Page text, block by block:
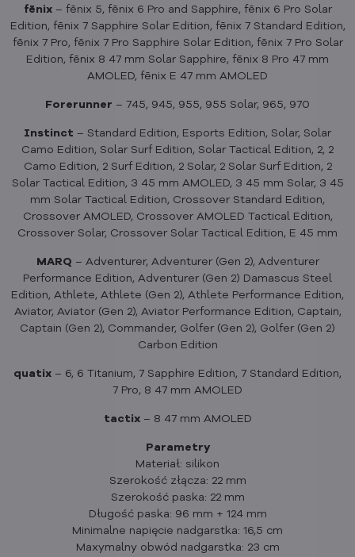
fēnix– fēnix 5, fēnix 6 Pro and Sapphire, fēnix 6 Pro Solar
Edition, fēnix 7 Sapphire Solar Edition, fēnix 7 Standard Edition,
fēnix 7 Pro, fēnix 7 Pro Sapphire Solar Edition, fēnix 7 Pro Solar
Edition, fēnix 8 47 mm Solar Sapphire, fēnix 8 Pro 47 mm
AMOLED, fēnix E 47 mm AMOLED
Forerunner – 745, 945, 955, 955 Solar, 965, 970
Instinct – Standard Edition, Esports Edition, Solar, Solar
Camo Edition, Solar Surf Edition, Solar Tactical Edition, 2, 2
Camo Edition, 2 Surf Edition, 2 Solar, 2 Solar Surf Edition, 2
Solar Tactical Edition, 3 45 mm AMOLED, 3 45 mm Solar, 3 45
mm Solar Tactical Edition, Crossover Standard Edition,
Crossover AMOLED, Crossover AMOLED Tactical Edition,
Crossover Solar, Crossover Solar Tactical Edition, E 45 mm
MARQ – Adventurer, Adventurer (Gen 2), Adventurer
Performance Edition, Adventurer (Gen 2) Damascus Steel
Edition, Athlete, Athlete (Gen 2), Athlete Performance Edition,
Aviator, Aviator (Gen 2), Aviator Performance Edition, Captain,
Captain (Gen 2), Commander, Golfer (Gen 2), Golfer (Gen 2)
Carbon Edition
quatix – 6, 6 Titanium, 7 Sapphire Edition, 7 Standard Edition,
7 Pro, 8 47 mm AMOLED
tactix– 8 47 mm AMOLED
Parametry
Materiał: silikon
Szerokość złącza: 22 mm
Szerokość paska: 22 mm
Długość paska: 96 mm + 124 mm
Minimalne napięcie nadgarstka: 16,5 cm
Maxymalny obwód nadgarstka: 23 cm